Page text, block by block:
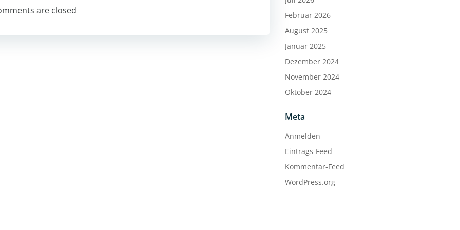
are closed
Februar 2026
August 2025
Januar 2025
Dezember 2024
November 2024
Oktober 2024
Meta
Anmelden
Eintrags-Feed
Kommentar-Feed
WordPress.org